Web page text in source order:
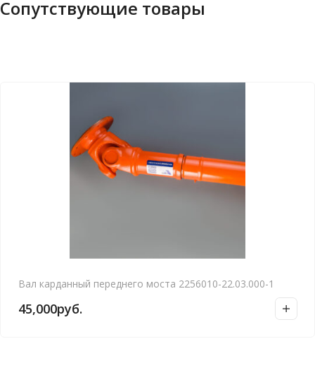
Сопутствующие товары
Вал карданный переднего моста 2256010-22.03.000-1
45,000руб.